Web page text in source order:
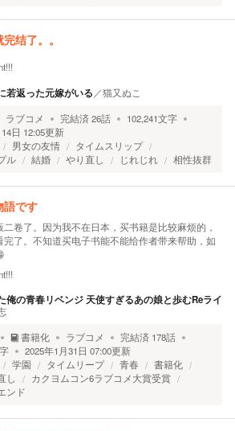
结了。。
若返った元嫁がいる ／猫又ぬこ
ラブコメ 完結済26話 102,241文字
日 12:05更新
男女の友情
タイムスリップ
ル
結婚 やり直し じれじれ 相性抜群
語です
二卷了。因为我不在日本，买书籍是比较麻烦的，
完了。不知道买电子书能不能给作者带来帮助，如
俺の青春リベンジ 天使すぎるあの娘と歩むReライ
書籍化 ラブコメ 完結済 178話
2025年1月31日 07:00更新
学園 タイムリープ 青春
書籍化
し
カクヨムコン6ラブコメ大賞受賞
ンド